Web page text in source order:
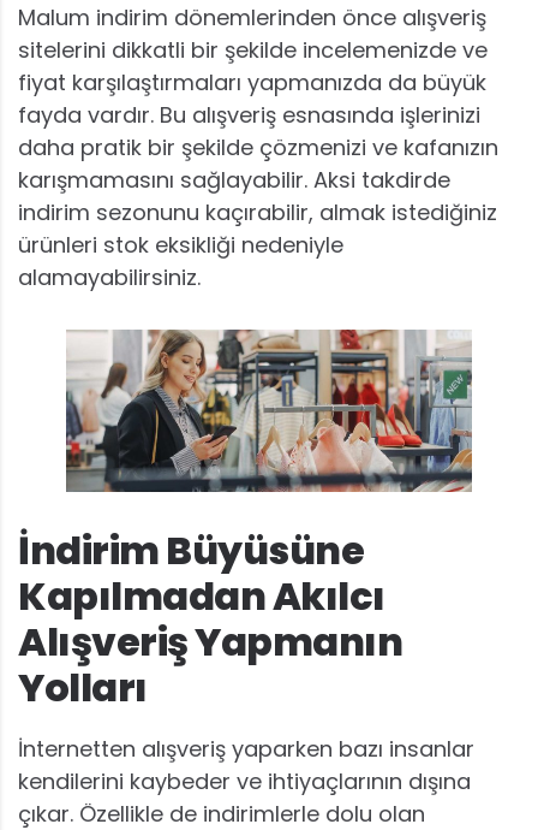
Malum indirim dönemlerinden önce alışveriş
sitelerini dikkatli bir şekilde incelemenizde ve
fiyat karşılaştırmaları yapmanızda da büyük
fayda vardır. Bu alışveriş esnasında işlerinizi
daha pratik bir şekilde çözmenizi ve kafanızın
karışmamasını sağlayabilir. Aksi takdirde
indirim sezonunu kaçırabilir, almak istediğiniz
ürünleri stok eksikliği nedeniyle
alamayabilirsiniz.
İndirim Büyüsüne
Kapılmadan Akılcı
Alışveriş Yapmanın
Yolları
İnternetten alışveriş yaparken bazı insanlar
kendilerini kaybeder ve ihtiyaçlarının dışına
çıkar. Özellikle de indirimlerle dolu olan